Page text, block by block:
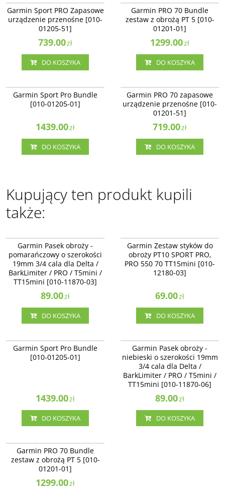
Garmin Sport PRO Zapasowe
urządzenie przenośne [010-
01205-51]
739.00zł
DO KOSZYKA
Garmin PRO 70 Bundle
zestaw z obrożą PT 5 [010-
01201-01]
1299.00zł
DO KOSZYKA
BESTSELLER NAJLEPSZE
Garmin Sport Pro Bundle
[010-01205-01]
1439.00zł
DO KOSZYKA
Garmin PRO 70 zapasowe
urządzenie przenośne [010-
01201-51]
719.00zł
DO KOSZYKA
Kupujący ten produkt kupili
także:
Garmin Pasek obroży -
pomarańczowy o szerokości
19mm 3/4 cala dla Delta /
BarkLimiter / PRO / T5mini /
TT15mini [010-11870-03]
89.00zł
DO KOSZYKA
Garmin Zestaw styków do
obroży PT10 SPORT PRO,
PRO 550 70 TT15mini [010-
12180-03]
69.00zł
DO KOSZYKA
BESTSELLER NAJLEPSZE
Garmin Sport Pro Bundle
[010-01205-01]
1439.00zł
DO KOSZYKA
Garmin Pasek obroży -
niebieski o szerokości 19mm
3/4 cala dla Delta /
BarkLimiter / PRO / T5mini /
TT15mini [010-11870-06]
89.00zł
DO KOSZYKA
Garmin PRO 70 Bundle
zestaw z obrożą PT 5 [010-
01201-01]
1299.00zł